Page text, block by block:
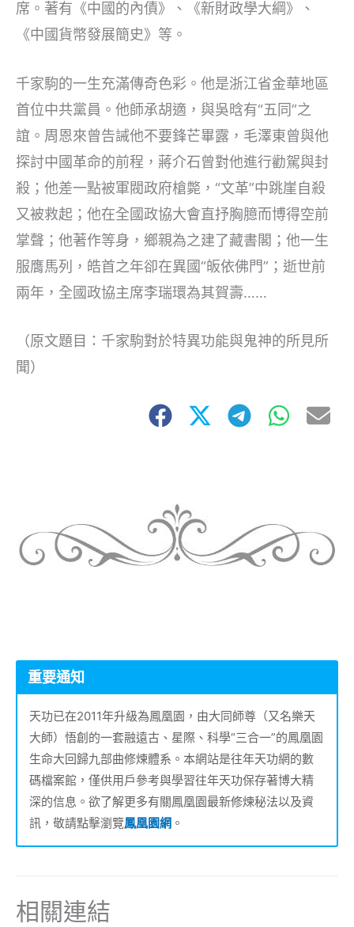
席。著有《中國的內債》、《新財政學大綱》、
《中國貨幣發展簡史》等。
千家駒的一生充滿傳奇色彩。他是浙江省金華地區
首位中共黨員。他師承胡適，與吳晗有“五同”之
誼。周恩來曾告誡他不要鋒芒畢露，毛澤東曾與他
探討中國革命的前程，蔣介石曾對他進行勸駕與封
殺；他差一點被軍閥政府槍斃，“文革”中跳崖自殺
又被救起；他在全國政協大會直抒胸臆而博得空前
掌聲；他著作等身，鄉親為之建了藏書閣；他一生
服膺馬列，皓首之年卻在異國“皈依佛門”；逝世前
兩年，全國政協主席李瑞環為其賀壽……
（原文題目：千家駒對於特異功能與鬼神的所見所
聞）
重要通知
天功已在2011年升級為鳳凰園，由大同師尊（又名樂天
大師）悟創的一套融遠古、星際、科學“三合一”的鳳凰園
生命大回歸九部曲修煉體系。本網站是往年天功網的數
碼檔案館，僅供用戶參考與學習往年天功保存著博大精
深的信息。欲了解更多有關鳳凰園最新修煉秘法以及資
訊，敬請點擊瀏覽鳳凰園網 。
相關連結